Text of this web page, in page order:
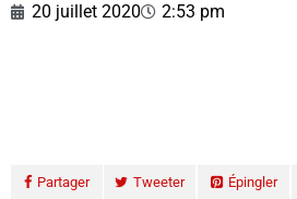
20 juillet 2020 2:53 pm
Partager Tweeter Épingler